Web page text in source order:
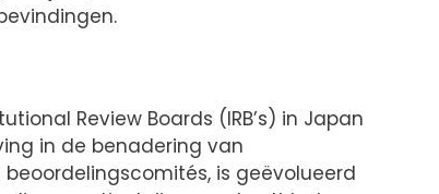
Review Boards (IRB’s) in Japan
in de benadering van
is geëvolueerd